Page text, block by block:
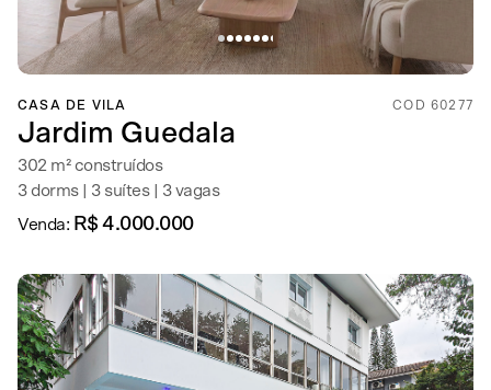
CASA DE VILA COD 60277
Jardim Guedala
302 m² construídos
3 dorms | 3 suítes | 3 vagas
Venda: R$ 4.000.000